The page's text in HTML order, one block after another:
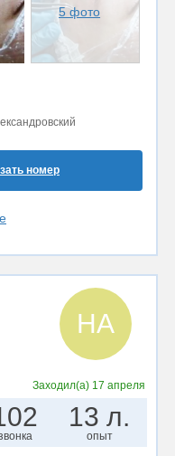
5 фото
номер
НА
Заходил(а) 17 апреля
13 л.
опыт